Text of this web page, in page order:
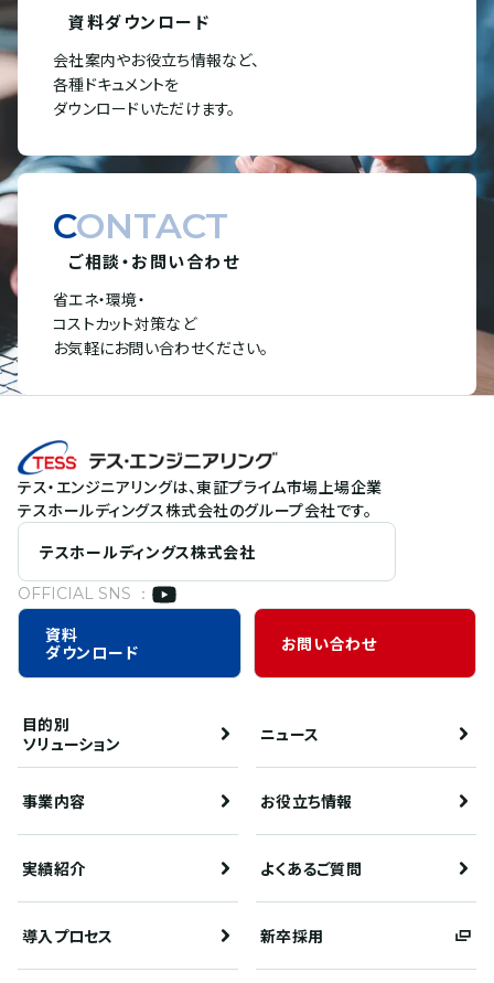
資料ダウンロード
会社案内やお役立ち情報など、
各種ドキュメントを
ダウンロードいただけます。
CONTACT
ご相談・お問い合わせ
省エネ・環境・
コストカット対策など
お気軽にお問い合わせください。
テス・エンジニアリングは、東証プライム市場上場企業
テスホールディングス株式会社のグループ会社です。
テスホールディングス株式会社
OFFICIAL SNS ：
資料
ダウンロード
お問い合わせ
目的別
ソリューション
ニュース
事業内容 お役立ち情報
実績紹介 よくあるご質問
導入プロセス 新卒採用